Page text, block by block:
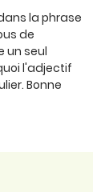
la phrase
de
un seul
l'adjectif
Bonne